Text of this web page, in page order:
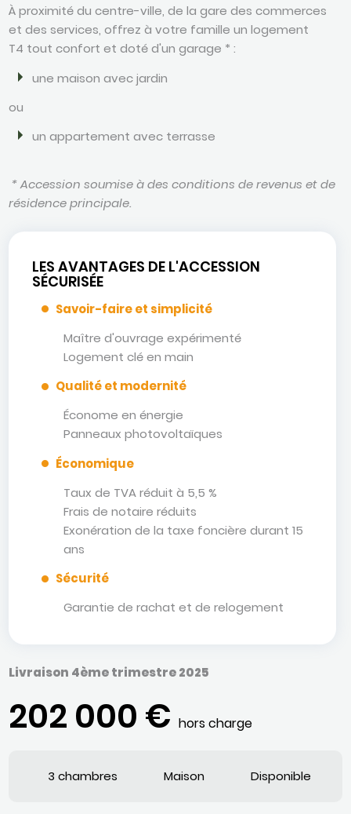
À proximité du centre-ville, de la gare des commerces
et des services, offrez à votre famille un logement
T4 tout confort et doté d'un garage * :
une maison avec jardin
ou
un appartement avec terrasse
* Accession soumise à des conditions de revenus et de
résidence principale.
LES AVANTAGES DE L'ACCESSION
SÉCURISÉE
Savoir-faire et simplicité
Maître d'ouvrage expérimenté
Logement clé en main
Qualité et modernité
Économe en énergie
Panneaux photovoltaïques
Économique
Taux de TVA réduit à 5,5 %
Frais de notaire réduits
Exonération de la taxe foncière durant 15
ans
Sécurité
Garantie de rachat et de relogement
Livraison 4ème trimestre 2025
202 000 €hors charge
3 chambres Maison Disponible